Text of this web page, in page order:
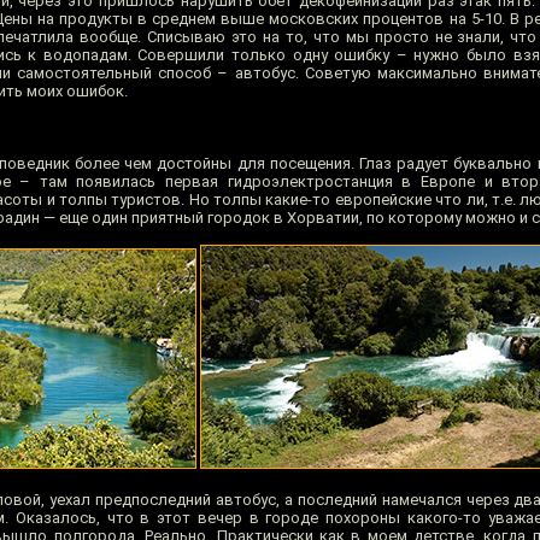
на продукты в среднем выше московских процентов на 5-10. В
вообще. Списываю это на то, что мы просто не знали, что
к водопадам. Совершили только одну ошибку – нужно было
самостоятельный способ – автобус. Советую максимально
моих ошибок.
более чем достойны для посещения. Глаз радует
– там появилась первая гидроэлектростанция в Европе и
и толпы туристов. Но толпы какие-то европейские что ли, т.е.
— еще один приятный городок в Хорватии, по которому можно и
уехал предпоследний автобус, а последний намечался через
что в этот вечер в городе похороны какого-то
полгорода. Реально. Практически как в моем детстве, когда